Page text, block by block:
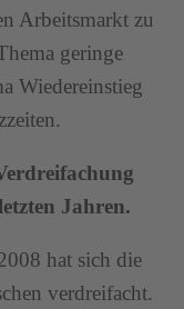
Arbeitsmarkt zu
geringe
Wiedereinstieg
Jahren.
hat sich die
verdreifacht.